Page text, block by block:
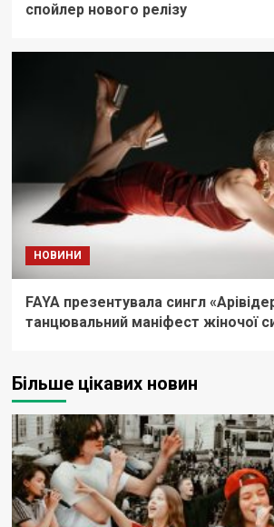
спойлер нового релізу
НОВИНИ
FAYA презентувала сингл
танцювальний маніфест жіночої
Більше цікавих новин